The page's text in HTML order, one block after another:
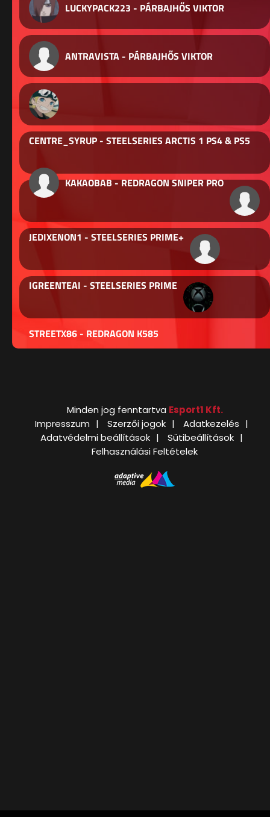
LUCKYPACK223 - PÁRBAJHŐS VIKTOR
ANTRAVISTA - PÁRBAJHŐS VIKTOR
CENTRE_SYRUP - STEELSERIES ARCTIS 1 PS4 & PS5
KAKAOBAB - REDRAGON SNIPER PRO
JEDIXENON1 - STEELSERIES PRIME+
IGREENTEAI - STEELSERIES PRIME
STREETX86 - REDRAGON K585
Minden jog fenntartva Esport1 Kft.
Impresszum
Szerzői jogok
Adatkezelés
Adatvédelmi beállítások
Sütibeállítások
Felhasználási Feltételek